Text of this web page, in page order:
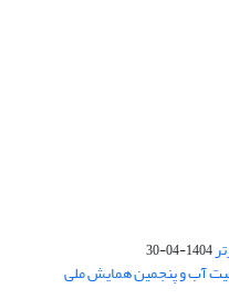
1404-04-30
آب و پنجمین همایش ملی